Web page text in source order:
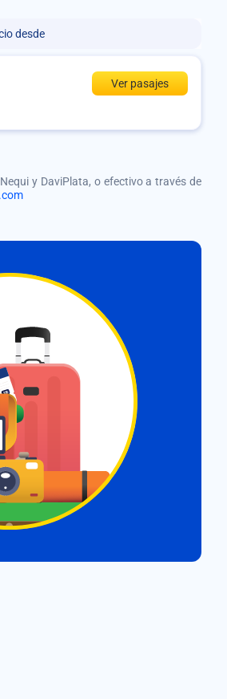
desde
Ver pasajes
y DaviPlata, o efectivo a través de